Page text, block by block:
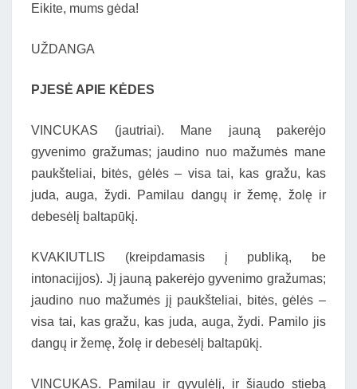
Eikite, mums gėda!
UŽDANGA
PJESĖ APIE KĖDES
VINCUKAS (jautriai). Mane jauną pakerėjo
gyvenimo gražumas; jaudino nuo mažumės mane
paukšteliai, bitės, gėlės – visa tai, kas gražu, kas
juda, auga, žydi. Pamilau dangų ir žemę, žolę ir
debesėlį baltapūkį.
KVAKIUTLIS (kreipdamasis į publiką, be
intonacijjos). Jį jauną pakerėjo gyvenimo gražumas;
jaudino nuo mažumės jį paukšteliai, bitės, gėlės –
visa tai, kas gražu, kas juda, auga, žydi. Pamilo jis
dangų ir žemę, žolę ir debesėlį baltapūkį.
VINCUKAS. Pamilau ir gyvulėlį, ir šiaudo stiebą